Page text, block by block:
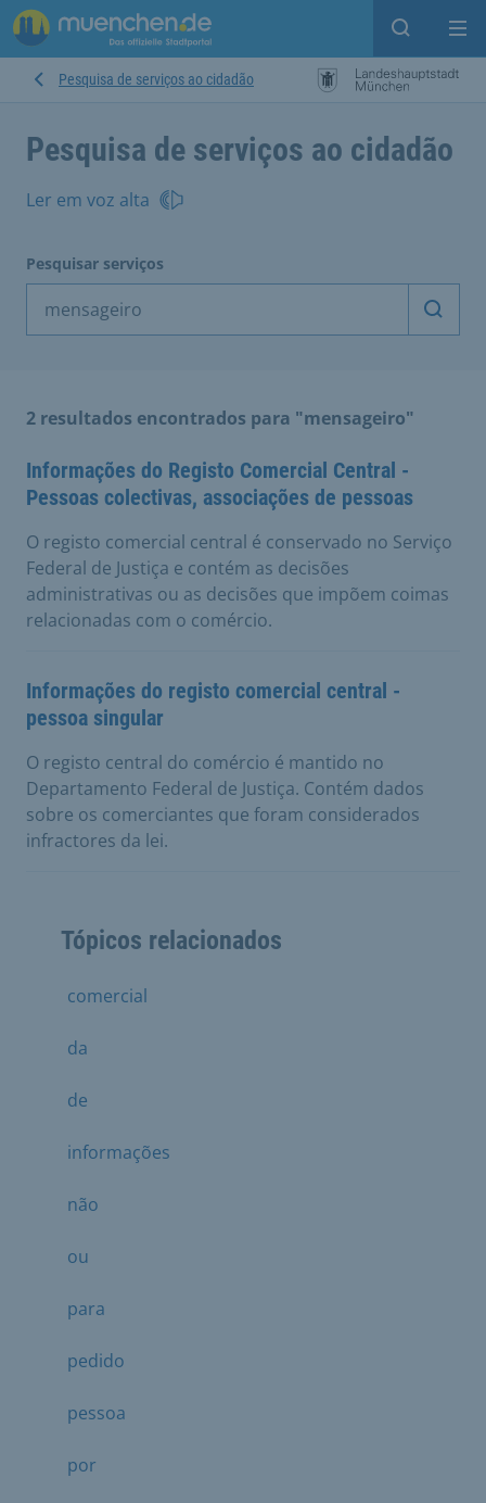
Open
Pesquisa de serviços ao cidadão
Pesquisa de serviços ao cidadão
Ler em voz alta
Pesquisar serviços
2 resultados encontrados para "mensageiro"
Informações do Registo Comercial Central -
Pessoas colectivas, associações de pessoas
O registo comercial central é conservado no Serviço
Federal de Justiça e contém as decisões
administrativas ou as decisões que impõem coimas
relacionadas com o comércio.
Informações do registo comercial central -
pessoa singular
O registo central do comércio é mantido no
Departamento Federal de Justiça. Contém dados
sobre os comerciantes que foram considerados
infractores da lei.
Tópicos relacionados
comercial
da
de
informações
não
ou
para
pedido
pessoa
por